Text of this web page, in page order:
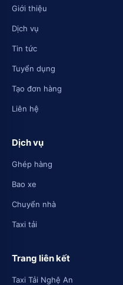
Giới thiệu
Dịch vụ
Tin tức
Tuyển dụng
Tạo đơn hàng
Liên hệ
Dịch vụ
Ghép hàng
Bao xe
Chuyển nhà
Taxi tải
Trang liên kết
Taxi Tải Nghệ An